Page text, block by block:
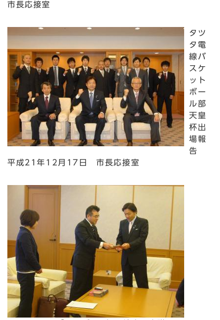
市長応接室
タツ
タ電
線バ
スケ
ット
ボー
ル部
天皇
杯出
場報
告
平成21年12月17日 市長応接室